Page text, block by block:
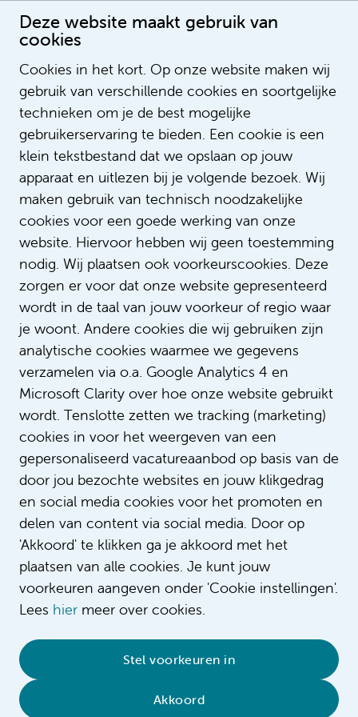
Deze website maakt gebruik van
cookies
Cookies in het kort. Op onze website maken wij
gebruik van verschillende cookies en soortgelijke
technieken om je de best mogelijke
gebruikerservaring te bieden. Een cookie is een
klein tekstbestand dat we opslaan op jouw
apparaat en uitlezen bij je volgende bezoek. Wij
maken gebruik van technisch noodzakelijke
cookies voor een goede werking van onze
website. Hiervoor hebben wij geen toestemming
nodig. Wij plaatsen ook voorkeurscookies. Deze
zorgen er voor dat onze website gepresenteerd
wordt in de taal van jouw voorkeur of regio waar
je woont. Andere cookies die wij gebruiken zijn
analytische cookies waarmee we gegevens
verzamelen via o.a. Google Analytics 4 en
Microsoft Clarity over hoe onze website gebruikt
wordt. Tenslotte zetten we tracking (marketing)
cookies in voor het weergeven van een
gepersonaliseerd vacatureaanbod op basis van de
door jou bezochte websites en jouw klikgedrag
en social media cookies voor het promoten en
delen van content via social media. Door op
'Akkoord' te klikken ga je akkoord met het
plaatsen van alle cookies. Je kunt jouw
voorkeuren aangeven onder 'Cookie instellingen'.
Lees hier meer over cookies.
Stel voorkeuren in
Akkoord
Petra Kemkers
Adviseur loopbaan en ontwikkeling
Cookieverklaring • Sitemap